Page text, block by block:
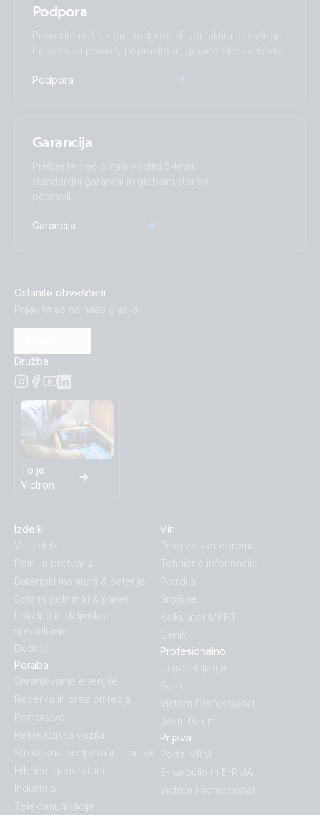
Podpora
Preverite naš sistem podpore ali kontaktirajte vašega
trgovca za pomoč, popravilo ali garancijske zahtevke
Podpora
Garancija
Preberite več o naši vodilni 5-letni
standardni garanciji in globalni storitvi
popravil.
Garancija
Ostanite obveščeni
Prijavite se na našo glasilo
Družba
To je
Victron
Izdelki
Vsi izdelki
Polni in pretvarjaj
Baterijski monitorji & baterije
Solarni polnilniki & paneli
Lokalno in daljinsko
spremljanje
Dodatki
Poraba
Shranjevanje energije
Rezerva in brez omrežja
Pomorstvo
Rekreacijska vozila
Strokovna podpora in storitve:
Hibridni generatorji
Industrija
Telekomunikacije
Viri
Programska oprema
Tehnične informacije
Potrdila
Brošure
Kalkulator MPPT
Cenik
Profesionalno
Usposabljanje
Sejmi
Victron Professional
Javni forum
Prijava
Portal VRM
E-naročilo in E-RMA
Victron Professional